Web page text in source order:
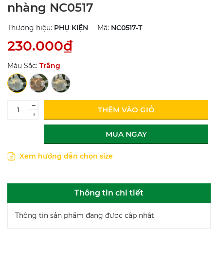
nhàng NC0517
Thương hiệu: PHỤ KIỆN Mã: NC0517-T
230.000₫
Màu Sắc: Trắng
–
+
THÊM VÀO GIỎ
MUA NGAY
Xem hướng dẫn chọn size
Thông tin chi tiết
Thông tin sản phẩm đang được cập nhật